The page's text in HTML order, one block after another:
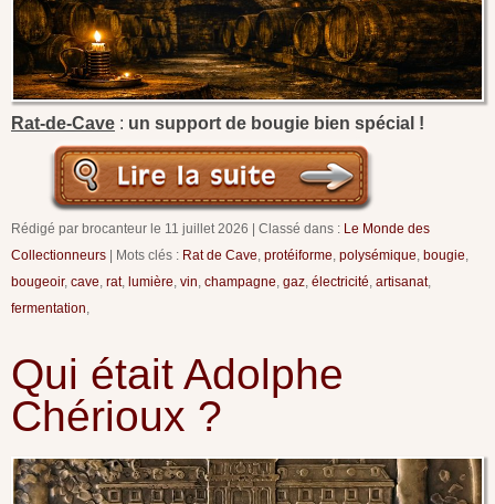
Rat-de-Cave : un support de bougie bien spécial !
Rédigé par brocanteur le 11 juillet 2026 Classé dans :
Le Monde des
Collectionneurs
Mots clés : Rat de Cave protéiforme polysémique bougie
bougeoir, cave rat, lumière vin champagne gaz électricité artisanat,
fermentation
Qui était Adolphe
Chérioux ?